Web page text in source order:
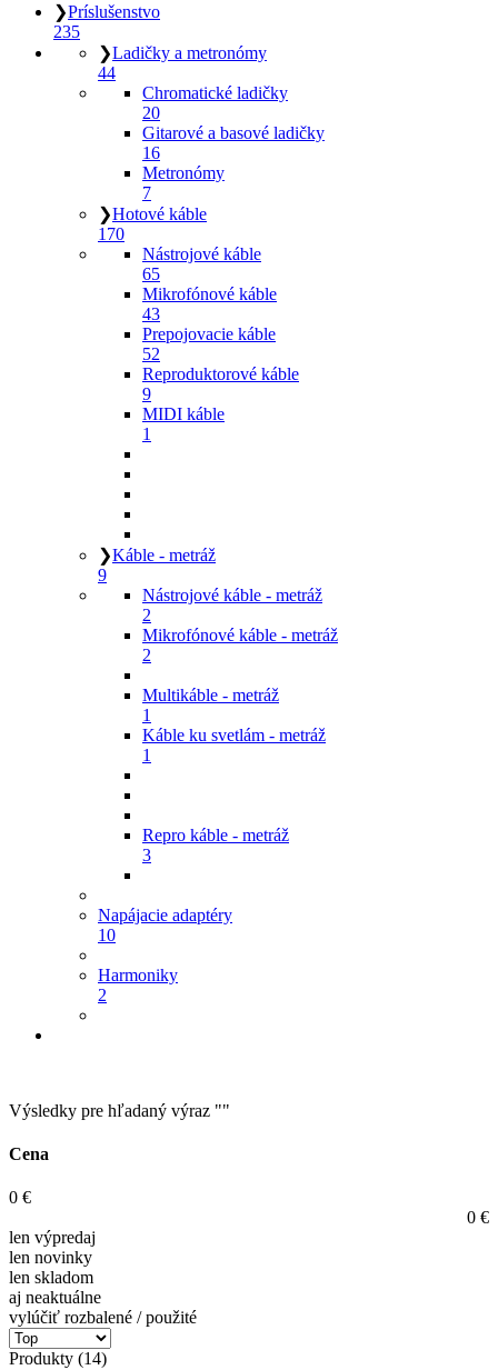
❯Príslušenstvo
235
❯Ladičky a metronómy
44
Chromatické ladičky
20
Gitarové a basové ladičky
16
Metronómy
7
❯Hotové káble
170
Nástrojové káble
65
Mikrofónové káble
43
Prepojovacie káble
52
Reproduktorové káble
9
MIDI káble
1
❯Káble - metráž
9
Nástrojové káble - metráž
2
Mikrofónové káble - metráž
2
Multikáble - metráž
1
Káble ku svetlám - metráž
1
Repro káble - metráž
3
Napájacie adaptéry
10
Harmoniky
2
Výsledky pre hľadaný výraz ""
Cena
0 €
0 €
len výpredaj
len novinky
len skladom
aj neaktuálne
vylúčiť rozbalené / použité
Produkty (14)